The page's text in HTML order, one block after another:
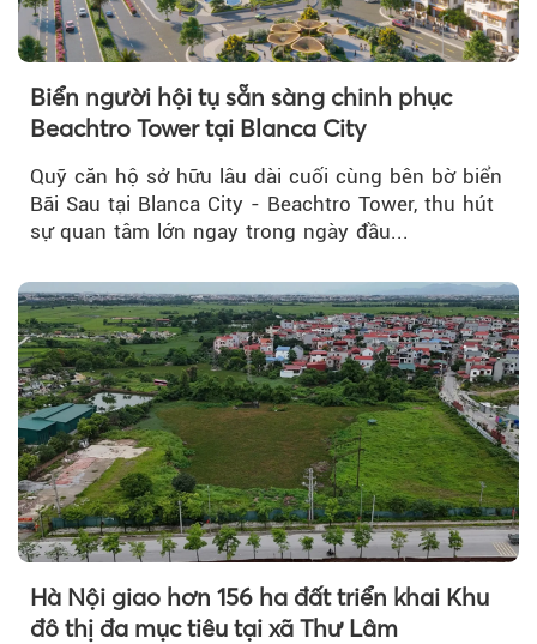
Biển người hội tụ sẵn sàng chinh phục
Beachtro Tower tại Blanca City
Quỹ căn hộ sở hữu lâu dài cuối cùng bên bờ biển
Bãi Sau tại Blanca City - Beachtro Tower, thu hút
sự quan tâm lớn ngay trong ngày đầu...
Hà Nội giao hơn 156 ha đất triển khai Khu
đô thị đa mục tiêu tại xã Thư Lâm